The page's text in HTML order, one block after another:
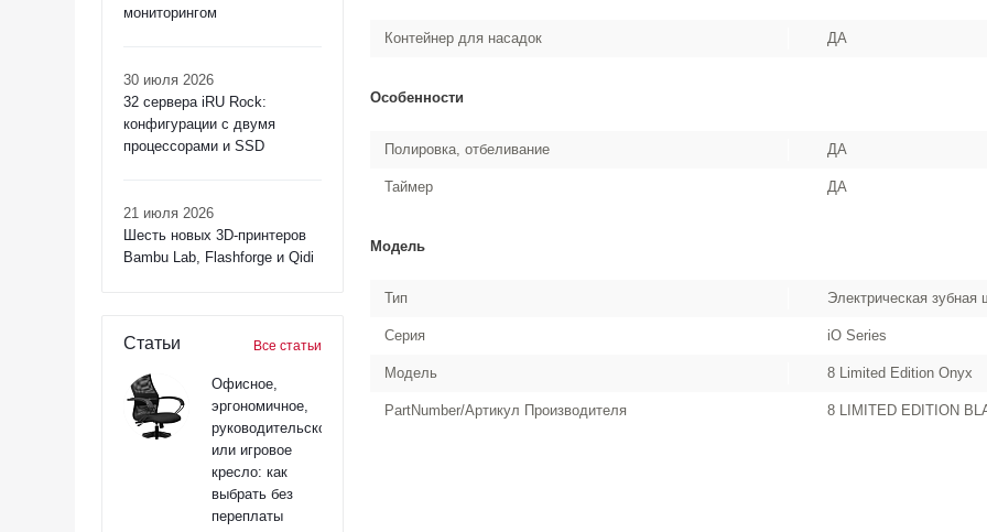
мониторингом
30 июля 2026
32 сервера iRU Rock:
конфигурации с двумя
процессорами и SSD
21 июля 2026
Шесть новых 3D-принтеров
Bambu Lab, Flashforge и Qidi
Статьи Все статьи
Офисное,
эргономичное,
руководительское
или игровое
кресло: как
выбрать без
переплаты
Контейнер для насадок ДА
Особенности
Полировка, отбеливание ДА
Таймер ДА
Модель
Тип Электрическая зубная
Серия iO Series
Модель 8 Limited Edition Onyx
PartNumber/Артикул Производителя 8 LIMITED EDITION